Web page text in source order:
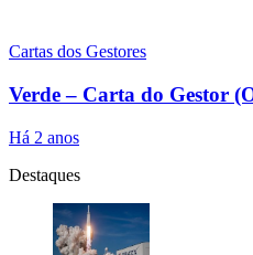
Cartas dos Gestores
Verde – Carta do Gestor
Há 2 anos
Destaques